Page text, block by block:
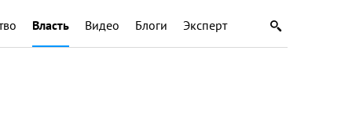
Власть Видео Блоги Эксперт